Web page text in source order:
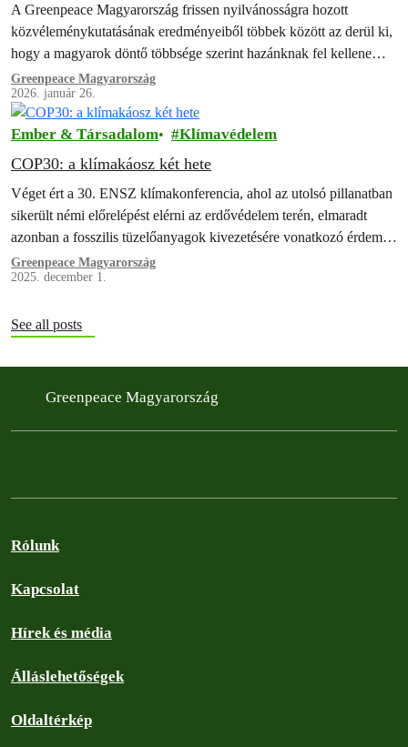
A Greenpeace Magyarország frissen nyilvánosságra hozott
közvéleménykutatásának eredményeiből többek között az derül ki,
hogy a magyarok döntő többsége szerint hazánknak fel kellene
hagynia az orosz energia importjával.
Greenpeace Magyarország
2026. január 26.
Ember & Társadalom Klímavédelem
COP30: a klímakáosz két hete
Véget ért a 30. ENSZ klímakonferencia, ahol az utolsó pillanatban
sikerült némi előrelépést elérni az erdővédelem terén, elmaradt
azonban a fosszilis tüzelőanyagok kivezetésére vonatkozó érdemi
megállapodás.
Greenpeace Magyarország
2025. december 1.
See all posts
Greenpeace Magyarország
Rólunk
Kapcsolat
Hírek és média
Álláslehetőségek
Oldaltérkép